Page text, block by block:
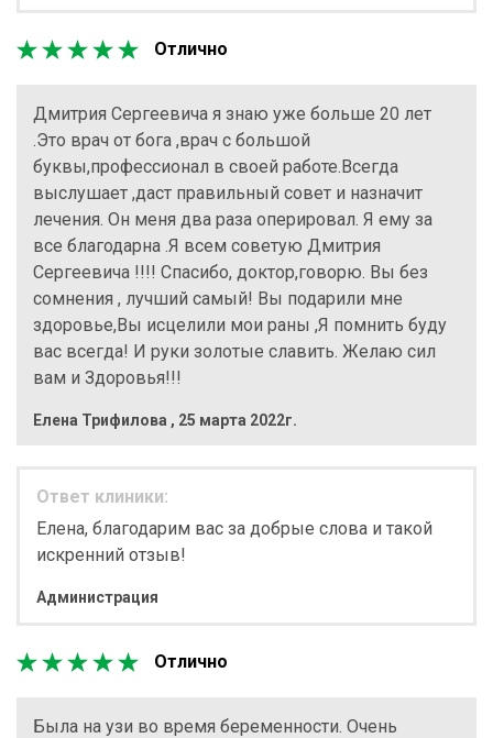
Отлично
Дмитрия Сергеевича я знаю уже больше 20 лет
.Это врач от бога ,врач с большой
буквы,профессионал в своей работе.Всегда
выслушает ,даст правильный совет и назначит
лечения. Он меня два раза оперировал. Я ему за
все благодарна .Я всем советую Дмитрия
Сергеевича !!!! Спасибо, доктор,говорю. Вы без
сомнения , лучший самый! Вы подарили мне
здоровье,Вы исцелили мои раны ,Я помнить буду
вас всегда! И руки золотые славить. Желаю сил
вам и Здоровья!!!
Елена Трифилова , 25 марта 2022г.
Ответ клиники:
Елена, благодарим вас за добрые слова и такой
искренний отзыв!
Администрация
Отлично
Была на узи во время беременности. Очень